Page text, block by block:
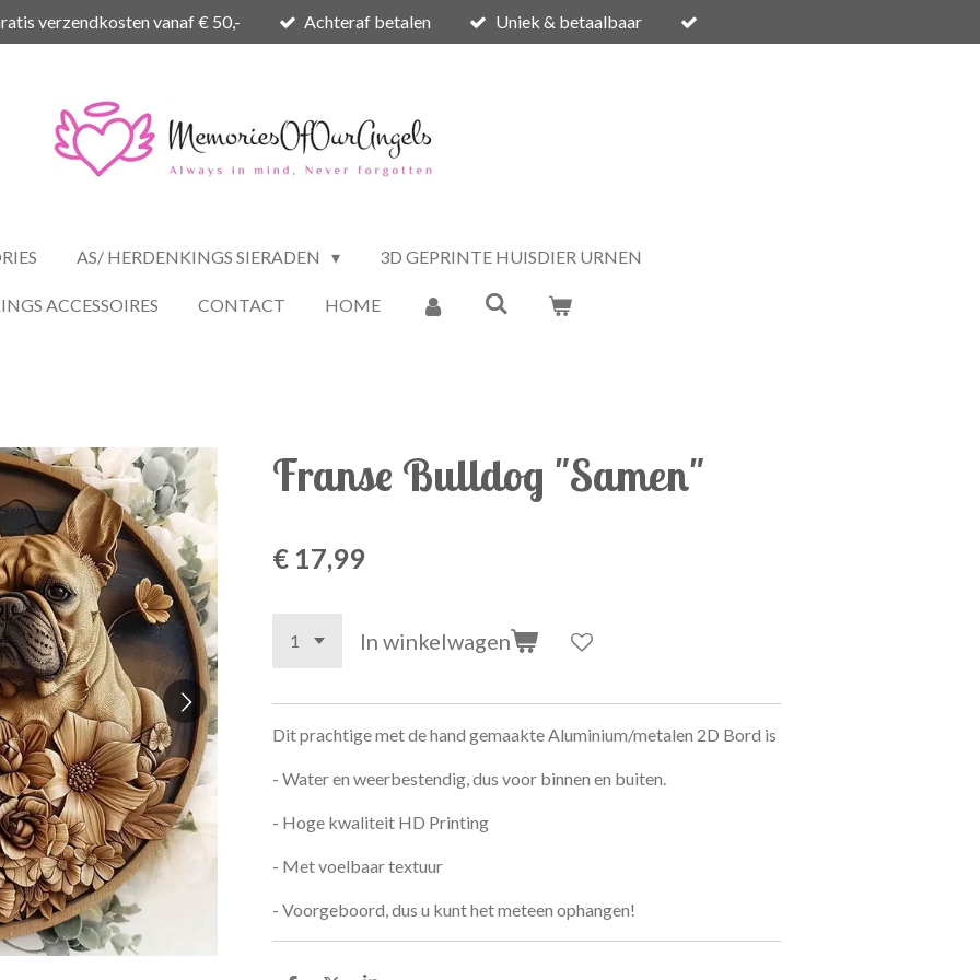
verzendkosten vanaf € 50,- Achteraf betalen Uniek & betaalbaar
AS/ HERDENKINGS SIERADEN 3D GEPRINTE HUISDIER URNEN
ACCESSOIRES CONTACT HOME
Franse Bulldog "Samen"
€ 17,99
In winkelwagen
Dit prachtige met de hand gemaakte Aluminium/metalen 2D Bord is
- Water en weerbestendig, dus voor binnen en buiten.
- Hoge kwaliteit HD Printing
- Met voelbaar textuur
- Voorgeboord, dus u kunt het meteen ophangen!